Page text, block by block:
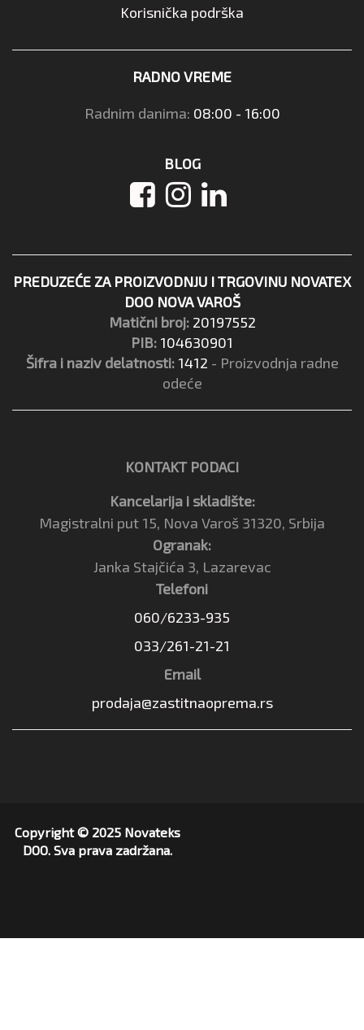
Korisnička podrška
RADNO VREME
Radnim danima: 08:00 - 16:00
BLOG
PREDUZEĆE ZA PROIZVODNJU I TRGOVINU NOVATEX
DOO NOVA VAROŠ
Matični broj: 20197552
PIB: 104630901
Šifra i naziv delatnosti: 1412 - Proizvodnja radne
odeće
KONTAKT PODACI
Kancelarija i skladište:
Magistralni put 15, Nova Varoš 31320, Srbija
Ogranak:
Janka Stajčića 3, Lazarevac
Telefoni
060/6233-935
033/261-21-21
Email
prodaja@zastitnaoprema.rs
Copyright © 2025 Novateks
DOO. Sva prava zadržana.